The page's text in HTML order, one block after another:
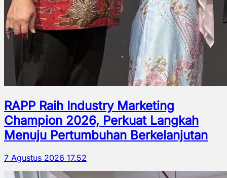
RAPP Raih Industry Marketing
Champion 2026, Perkuat Langkah
Menuju Pertumbuhan Berkelanjutan
7 Agustus 2026 17.52